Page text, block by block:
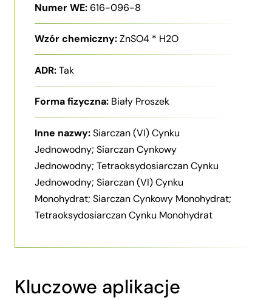
Numer WE:616-096-8
Wzór chemiczny:ZnSO4 * H2O
ADR:Tak
Forma fizyczna: Biały Proszek
Inne nazwy:Siarczan (VI) Cynku
Jednowodny; Siarczan Cynkowy
Jednowodny; Tetraoksydosiarczan Cynku
Jednowodny; Siarczan (VI) Cynku
Monohydrat; Siarczan Cynkowy Monohydrat;
Tetraoksydosiarczan Cynku Monohydrat
Kluczowe aplikacje